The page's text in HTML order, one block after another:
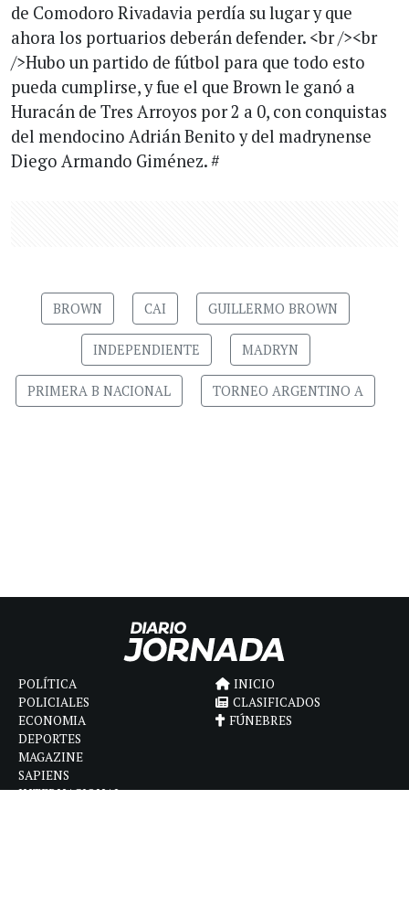
de Comodoro Rivadavia perdía su lugar y que
ahora los portuarios deberán defender. <br /><br
/>Hubo un partido de fútbol para que todo esto
pueda cumplirse, y fue el que Brown le ganó a
Huracán de Tres Arroyos por 2 a 0, con conquistas
del mendocino Adrián Benito y del madrynense
Diego Armando Giménez. #
BROWN CAI GUILLERMO BROWN
INDEPENDIENTE MADRYN
PRIMERA B NACIONAL TORNEO ARGENTINO A
POLÍTICA
POLICIALES
ECONOMIA
DEPORTES
MAGAZINE
SAPIENS
INTERNACIONAL
INICIO
CLASIFICADOS
FÚNEBRES